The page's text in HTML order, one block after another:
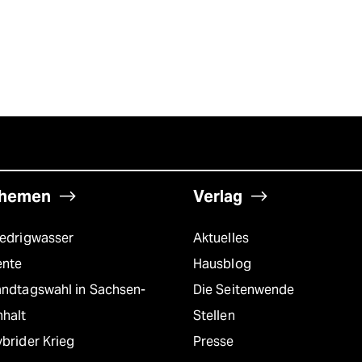
in Sachsen-
Krieg
Verlag
Aktuelles
Hausblog
Die Seitenwende
Stellen
Presse